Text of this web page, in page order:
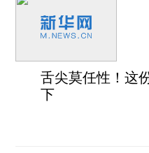
舌尖莫任性！这
下